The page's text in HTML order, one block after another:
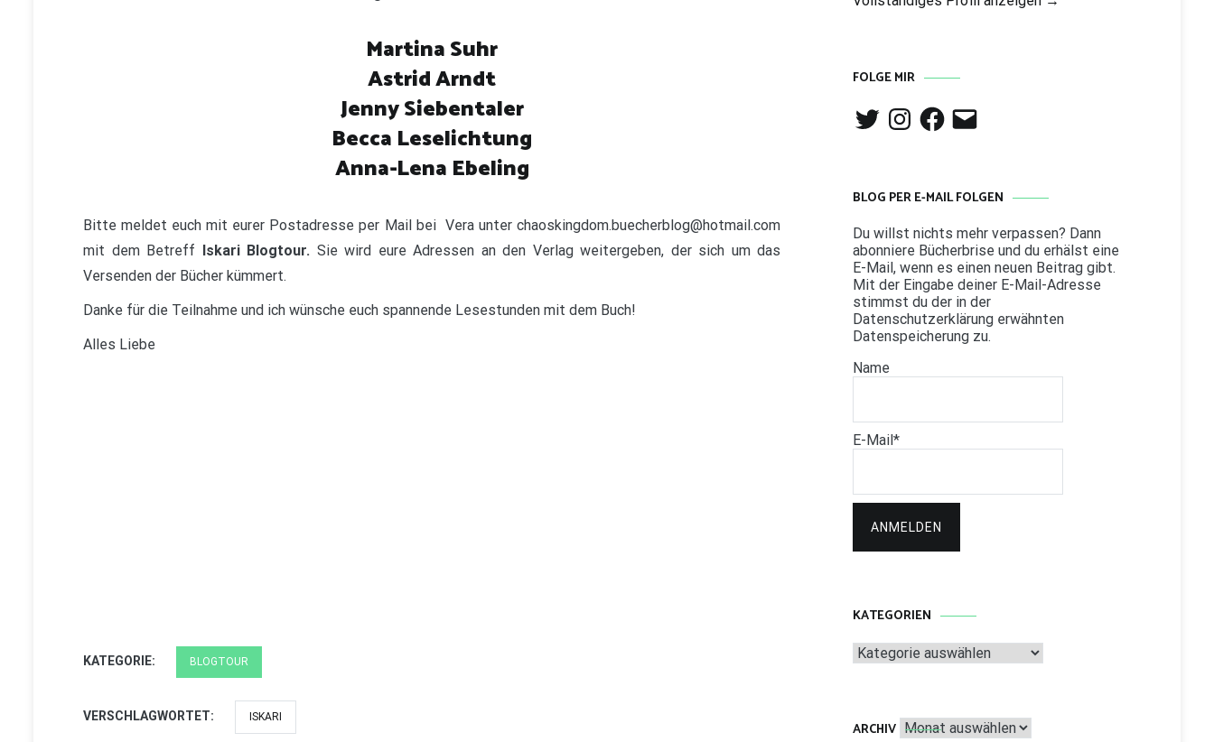
Martina Suhr
Astrid Arndt
Jenny Siebentaler
Becca Leselichtung
Anna-Lena Ebeling
Bitte meldet euch mit eurer Postadresse per Mail bei Vera unter chaoskingdom.buecherblog@hotmail.com
mit dem Betreff Iskari Blogtour. Sie wird eure Adressen an den Verlag weitergeben, der sich um das
Versenden der Bücher kümmert.
Danke für die Teilnahme und ich wünsche euch spannende Lesestunden mit dem Buch!
Alles Liebe
KATEGORIE: BLOGTOUR
VERSCHLAGWORTET: ISKARI
FOLGE MIR
TwitterInstagramFacebook
E-
Mail
BLOG PER E-MAIL FOLGEN
Du willst nichts mehr verpassen? Dann
abonniere Bücherbrise und du erhälst eine
E-Mail, wenn es einen neuen Beitrag gibt.
Mit der Eingabe deiner E-Mail-Adresse
stimmst du der in der
Datenschutzerklärung erwähnten
Datenspeicherung zu.
Name
E-Mail*
KATEGORIEN
Kategorien
ARCHIV Archiv